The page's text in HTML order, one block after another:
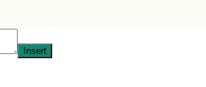
Insert